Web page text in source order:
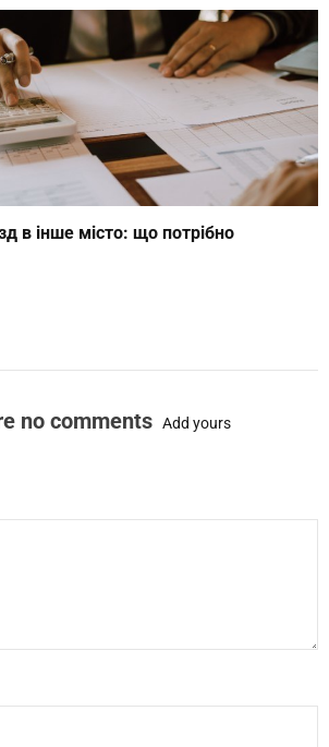
в інше місто: що потрібно
no comments Add yours